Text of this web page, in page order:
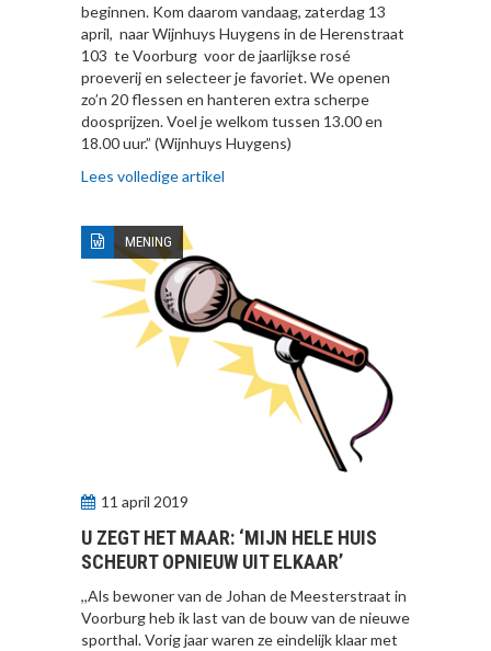
beginnen. Kom daarom vandaag, zaterdag 13
april, naar Wijnhuys Huygens in de Herenstraat
103 te Voorburg voor de jaarlijkse rosé
proeverij en selecteer je favoriet. We openen
zo’n 20 flessen en hanteren extra scherpe
doosprijzen. Voel je welkom tussen 13.00 en
18.00 uur.” (Wijnhuys Huygens)
Lees volledige artikel
MENING
11 april 2019
U ZEGT HET MAAR: ‘MIJN HELE HUIS
SCHEURT OPNIEUW UIT ELKAAR’
,,Als bewoner van de Johan de Meesterstraat in
Voorburg heb ik last van de bouw van de nieuwe
sporthal. Vorig jaar waren ze eindelijk klaar met